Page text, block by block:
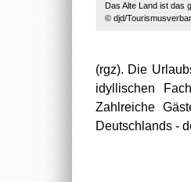
Das Alte Land ist das
© djd/
(rgz). Die
idyllischen
Zahlreiche
Deutschlands -